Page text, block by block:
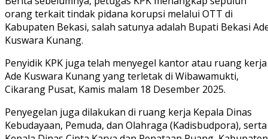
orang terkait tindak pidana korupsi melalui OTT di
Kabupaten Bekasi, salah satunya adalah Bupati Bekasi
Kuswara Kunang.
Penyidik KPK juga telah menyegel kantor atau ruang kerja
Ade Kuswara Kunang yang terletak di Wibawamukti,
Cikarang Pusat, Kamis malam 18 Desember 2025.
Penyegelan juga dilakukan di ruang kerja Kepala Dinas
Kebudayaan, Pemuda, dan Olahraga (Kadisbudpora), serta